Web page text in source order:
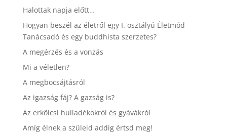
Halottak napja előtt…
Hogyan beszél az életről egy I. osztályú Életmód
Tanácsadó és egy buddhista szerzetes?
A megérzés és a vonzás
Mi a véletlen?
A megbocsájtásról
Az igazság fáj? A gazság is?
Az erkölcsi hulladékokról és gyávákról
Amíg élnek a szüleid addig értsd meg!